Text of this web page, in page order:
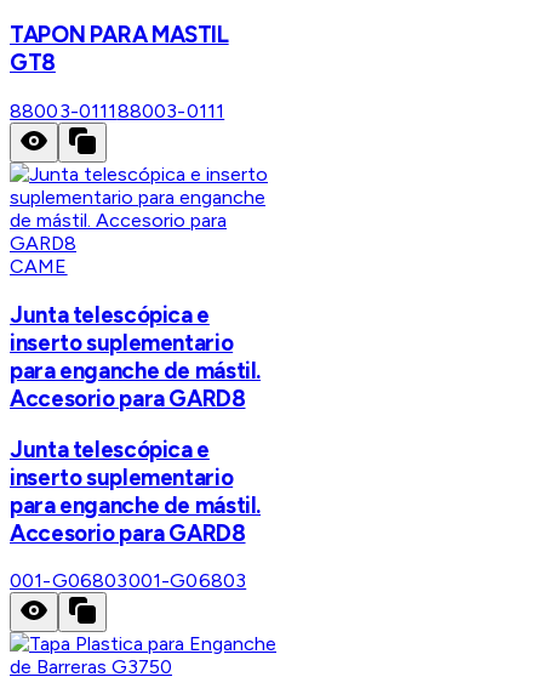
TAPON PARA MASTIL
GT8
88003-011188003-0111
CAME
Junta telescópica e
inserto suplementario
para enganche de mástil.
Accesorio para GARD8
Junta telescópica e
inserto suplementario
para enganche de mástil.
Accesorio para GARD8
001-G06803001-G06803